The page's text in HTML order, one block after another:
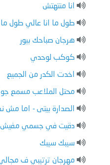
انا منتهتش
طول ما انا عالي طول ما
هرجان صباحك بيور
كوكب لوحدي
اخدت الكدر من الجميع
محتل الملاعب مسمع
الصدارة بيتى - اما مش
دقيت في جسمي
سيبك سيبك
مهرجان ترتيبي ف